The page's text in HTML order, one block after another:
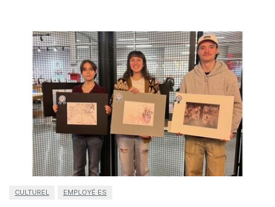
CULTUREL EMPLOYÉ·ES